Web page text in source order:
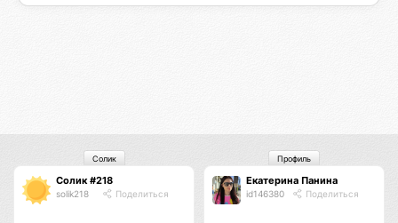
Солик #218
solik218 Поделиться
Солик
Екатерина Панина
id146380 Поделиться
Профиль